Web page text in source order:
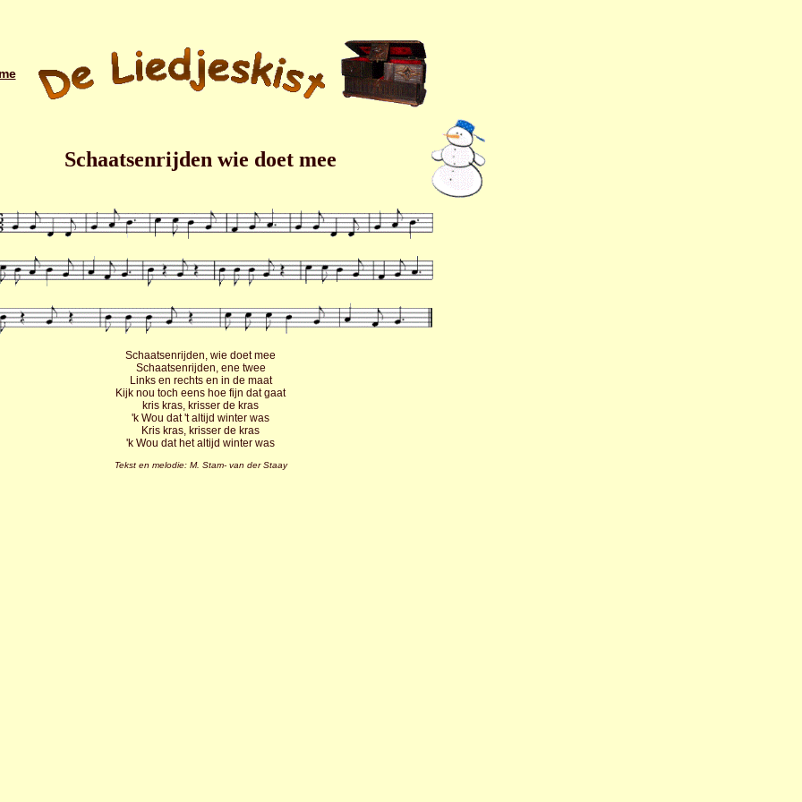
Schaatsenrijden wie doet mee
Schaatsenrijden, wie doet mee
Schaatsenrijden, ene twee
Links en rechts en in de maat
Kijk nou toch eens hoe fijn dat gaat
kris kras, krisser de kras
'k Wou dat 't altijd winter was
Kris kras, krisser de kras
'k Wou dat het altijd winter was
Tekst en melodie: M. Stam- van der Staay